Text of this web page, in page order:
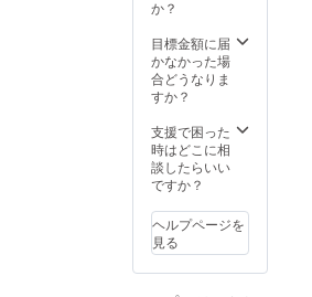
か？
目標金額に届
かなかった場
合どうなりま
すか？
支援で困った
時はどこに相
談したらいい
ですか？
ヘルプページを
見る